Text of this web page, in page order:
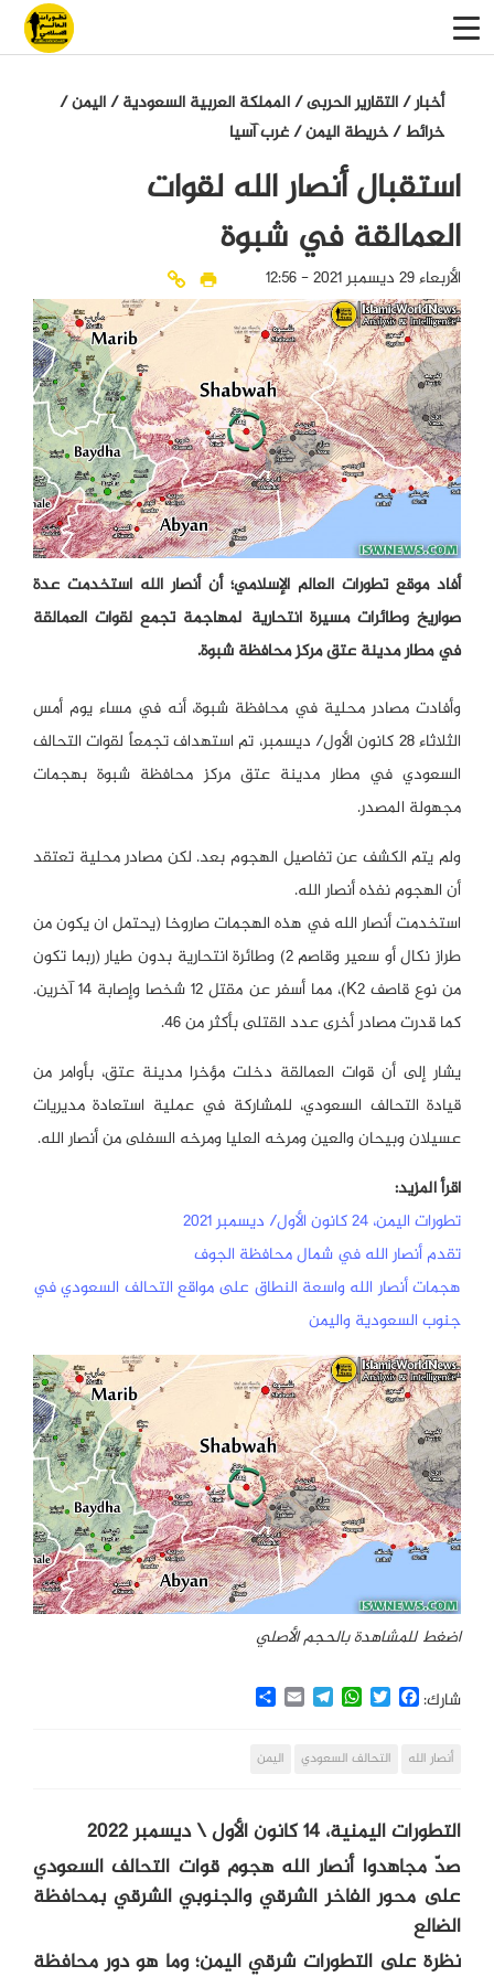
أخبار/التقاریر الحربی/المملكة العربية السعودية/اليمن/
خرائط/خريطة اليمن/غرب آسيا
استقبال أنصار الله لقوات
العمالقة في شبوة
الأربعاء 29 ديسمبر 2021 - 12:56
أفاد موقع تطورات العالم الإسلامي؛ أن أنصار الله استخدمت عدة
صواريخ وطائرات مسيرة انتحارية لمهاجمة تجمع لقوات العمالقة
في مطار مدينة عتق مركز محافظة شبوة.
وأفادت مصادر محلية في محافظة شبوة، أنه في مساء يوم أمس
الثلاثاء 28 كانون الأول/ ديسمبر، تم استهداف تجمعاً لقوات التحالف
السعودي في مطار مدينة عتق مركز محافظة شبوة بهجمات
مجهولة المصدر.
ولم يتم الكشف عن تفاصيل الهجوم بعد. لكن مصادر محلية تعتقد
أن الهجوم نفذه أنصار الله.
استخدمت أنصار الله في هذه الهجمات صاروخا (يحتمل ان يكون من
طراز نكال أو سعير وقاصم 2) وطائرة انتحارية بدون طيار (ربما تكون
من نوع قاصف K2)، مما أسفر عن مقتل 12 شخصا وإصابة 14 آخرين.
كما قدرت مصادر أخرى عدد القتلى بأكثر من 46.
يشار إلى أن قوات العمالقة دخلت مؤخرا مدينة عتق، بأوامر من
قيادة التحالف السعودي، للمشاركة في عملية استعادة مديريات
عسيلان وبيحان والعين ومرخه العليا ومرخه السفلى من أنصار الله.
اقرأ المزيد:
تطورات اليمن، 24 كانون الأول/ ديسمبر 2021
تقدم أنصار الله في شمال محافظة الجوف
هجمات أنصار الله واسعة النطاق على مواقع التحالف السعودي في
جنوب السعودية واليمن
اضغط للمشاهدة بالحجم الأصلي
شارك: Facebook
Twitter
WhatsApp
Telegram
Email
Share
أنصار الله التحالف السعودي اليمن
التطورات اليمنية، 14 كانون الأول \ ديسمبر 2022
صدّ مجاهدوا أنصار الله هجوم قوات التحالف السعودي
على محور الفاخر الشرقي والجنوبي الشرقي بمحافظة
الضالع
نظرة على التطورات شرقي اليمن؛ وما هو دور محافظة